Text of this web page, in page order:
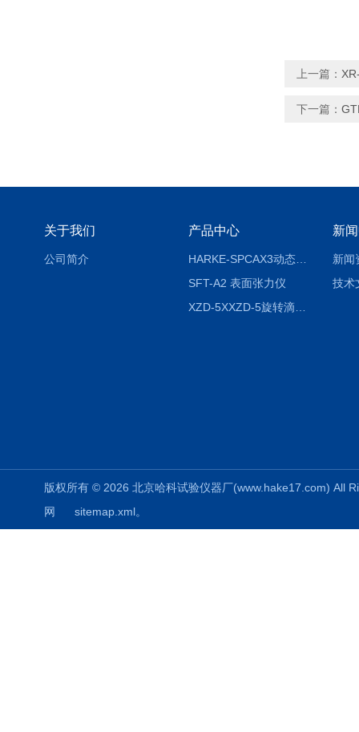
上一篇：
下一篇：
关于我们
公司简介
产品中心
HARKE-SPCAX3动态接触角测定仪系列
SFT-A2 表面张力仪
XZD-5XXZD-5旋转滴超低界面张力仪
新
新闻
技术
版权所有 © 2026 北京哈科试验仪器厂(www.hake17.com)
网
sitemap.xml。